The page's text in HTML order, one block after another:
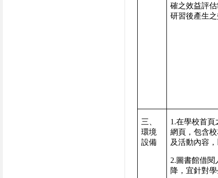
確之效益評
研習後產生
三、
環境
設備
1.在學校首頁
網頁，包含
及活動內容
2.圖書館借閱
降，宜針對